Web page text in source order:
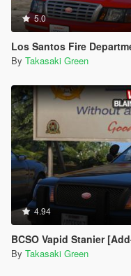
5.0
Los Santos Fire Department
By Takasaki Green
4.94
BCSO Vapid Stanier
By Takasaki Green